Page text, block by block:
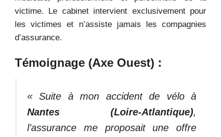
victime. Le cabinet intervient exclusivement pour
les victimes et n’assiste jamais les compagnies
d’assurance.
Témoignage (Axe Ouest) :
« Suite à mon accident de vélo à
Nantes (Loire-Atlantique),
l’assurance me proposait une offre